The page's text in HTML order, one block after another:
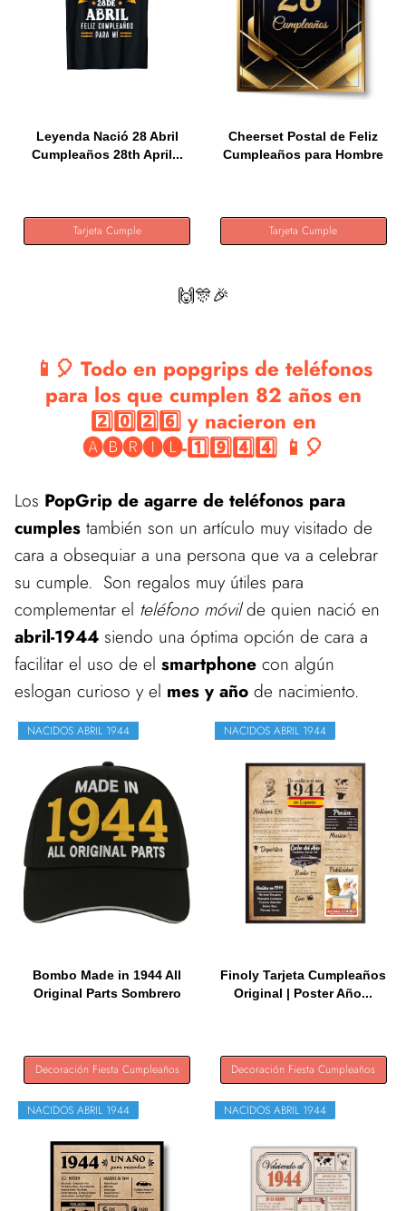
Leyenda Nació 28 Abril
Cumpleaños 28th April...
Tarjeta Cumple
Cheerset Postal de Feliz
Cumpleaños para Hombre
Tarjeta Cumple
🙌🎊🎉
📱🎈 Todo en popgrips de teléfonos
para los que cumplen 82 años en
2️⃣0️⃣2️⃣6️⃣ y nacieron en
🅐🅑🅡🅘🅛-1️⃣9️⃣4️⃣4️⃣ 📱🎈
Los PopGrip de agarre de teléfonos para
cumples también son un artículo muy visitado de
cara a obsequiar a una persona que va a celebrar
su cumple. Son regalos muy útiles para
complementar el teléfono móvilde quien nació en
abril-1944 siendo una óptima opción de cara a
facilitar el uso de el smartphone con algún
eslogan curioso y el mes y año de nacimiento.
NACIDOS ABRIL 1944
Bombo Made in 1944 All
Original Parts Sombrero
Decoración Fiesta Cumpleaños
NACIDOS ABRIL 1944
Finoly Tarjeta Cumpleaños
Original | Poster Año...
Decoración Fiesta Cumpleaños
NACIDOS ABRIL 1944 NACIDOS ABRIL 1944